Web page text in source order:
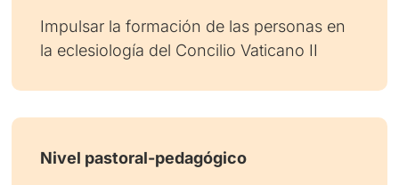
Impulsar la formación de las personas en
la eclesiología del Concilio Vaticano II
Nivel pastoral-pedagógico